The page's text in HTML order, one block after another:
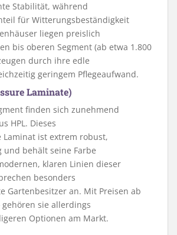
Stabilität, während
für Witterungsbeständigkeit
liegen preislich
bis oberen Segment (ab etwa 1.800
durch ihre edle
geringem Pflegeaufwand.
Laminate)
finden sich zunehmend
HPL. Dieses
Laminat ist extrem robust,
behält seine Farbe
klaren Linien dieser
besonders
Gartenbesitzer an. Mit Preisen ab
gehören sie allerdings
Optionen am Markt.